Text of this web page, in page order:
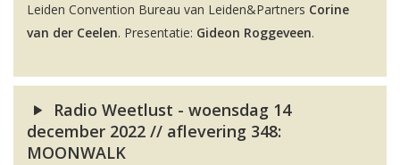
Leiden Convention Bureau van Leiden&Partners Corine
van der Ceelen. Presentatie: Gideon Roggeveen.
Radio Weetlust - woensdag 14
december 2022 // aflevering 348:
MOONWALK